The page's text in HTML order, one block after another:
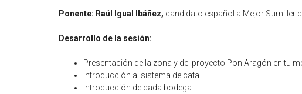
Ponente: Raúl Igual Ibáñez, candidato español a Mejor Sumiller
Desarrollo de la sesión:
Presentación de la zona y del proyecto Pon Aragón en tu
Introducción al sistema de cata.
Introducción de cada bodega.